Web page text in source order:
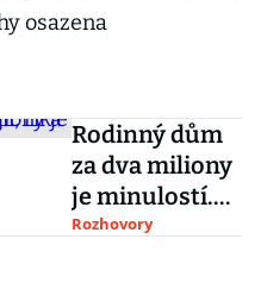
osazena
Rodinný dům
za dva miliony
je minulostí.
Lidé musejí
Rozhovory